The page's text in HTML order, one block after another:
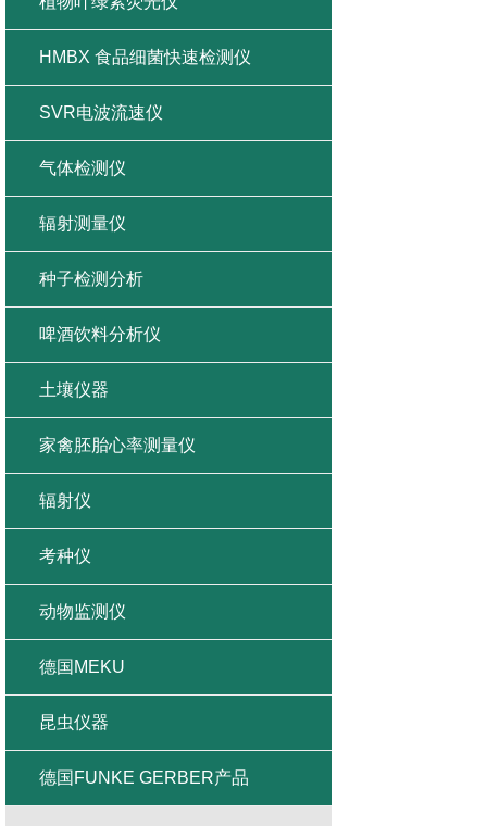
HMBX 食品细菌快速检测仪
SVR电波流速仪
气体检测仪
辐射测量仪
种子检测分析
啤酒饮料分析仪
土壤仪器
家禽胚胎心率测量仪
辐射仪
考种仪
动物监测仪
德国MEKU
昆虫仪器
德国FUNKE GERBER产品